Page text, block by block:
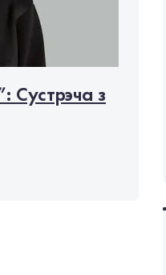
Cустрэча з